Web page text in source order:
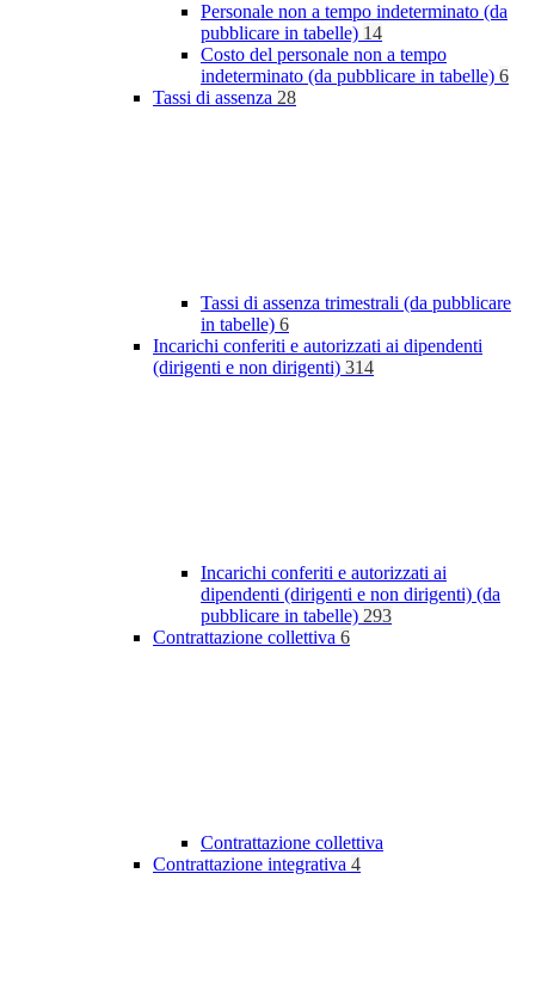
Personale non a tempo indeterminato (da
pubblicare in tabelle) 14
Costo del personale non a tempo
indeterminato (da pubblicare in tabelle) 6
Tassi di assenza 28
Tassi di assenza trimestrali (da pubblicare
in tabelle) 6
Incarichi conferiti e autorizzati ai dipendenti
(dirigenti e non dirigenti) 314
Incarichi conferiti e autorizzati ai
dipendenti (dirigenti e non dirigenti) (da
pubblicare in tabelle) 293
Contrattazione collettiva 6
Contrattazione collettiva
Contrattazione integrativa 4